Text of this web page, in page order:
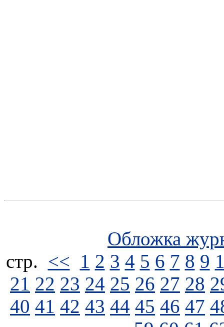
Обложка
стp. << 1 2 3 4 5 6 7 8 9
21 22 23 24 25 26 27 28
40 41 42 43 44 45 46 47